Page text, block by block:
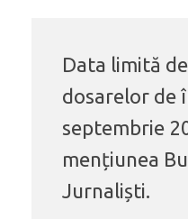
Data limită
dosarelor de
septembrie
mențiunea
Jurnaliști.